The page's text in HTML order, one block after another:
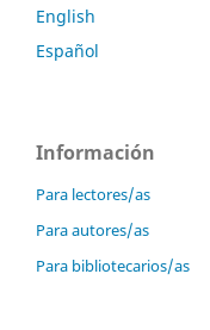
English
Español
Información
Para lectores/as
Para autores/as
Para bibliotecarios/as